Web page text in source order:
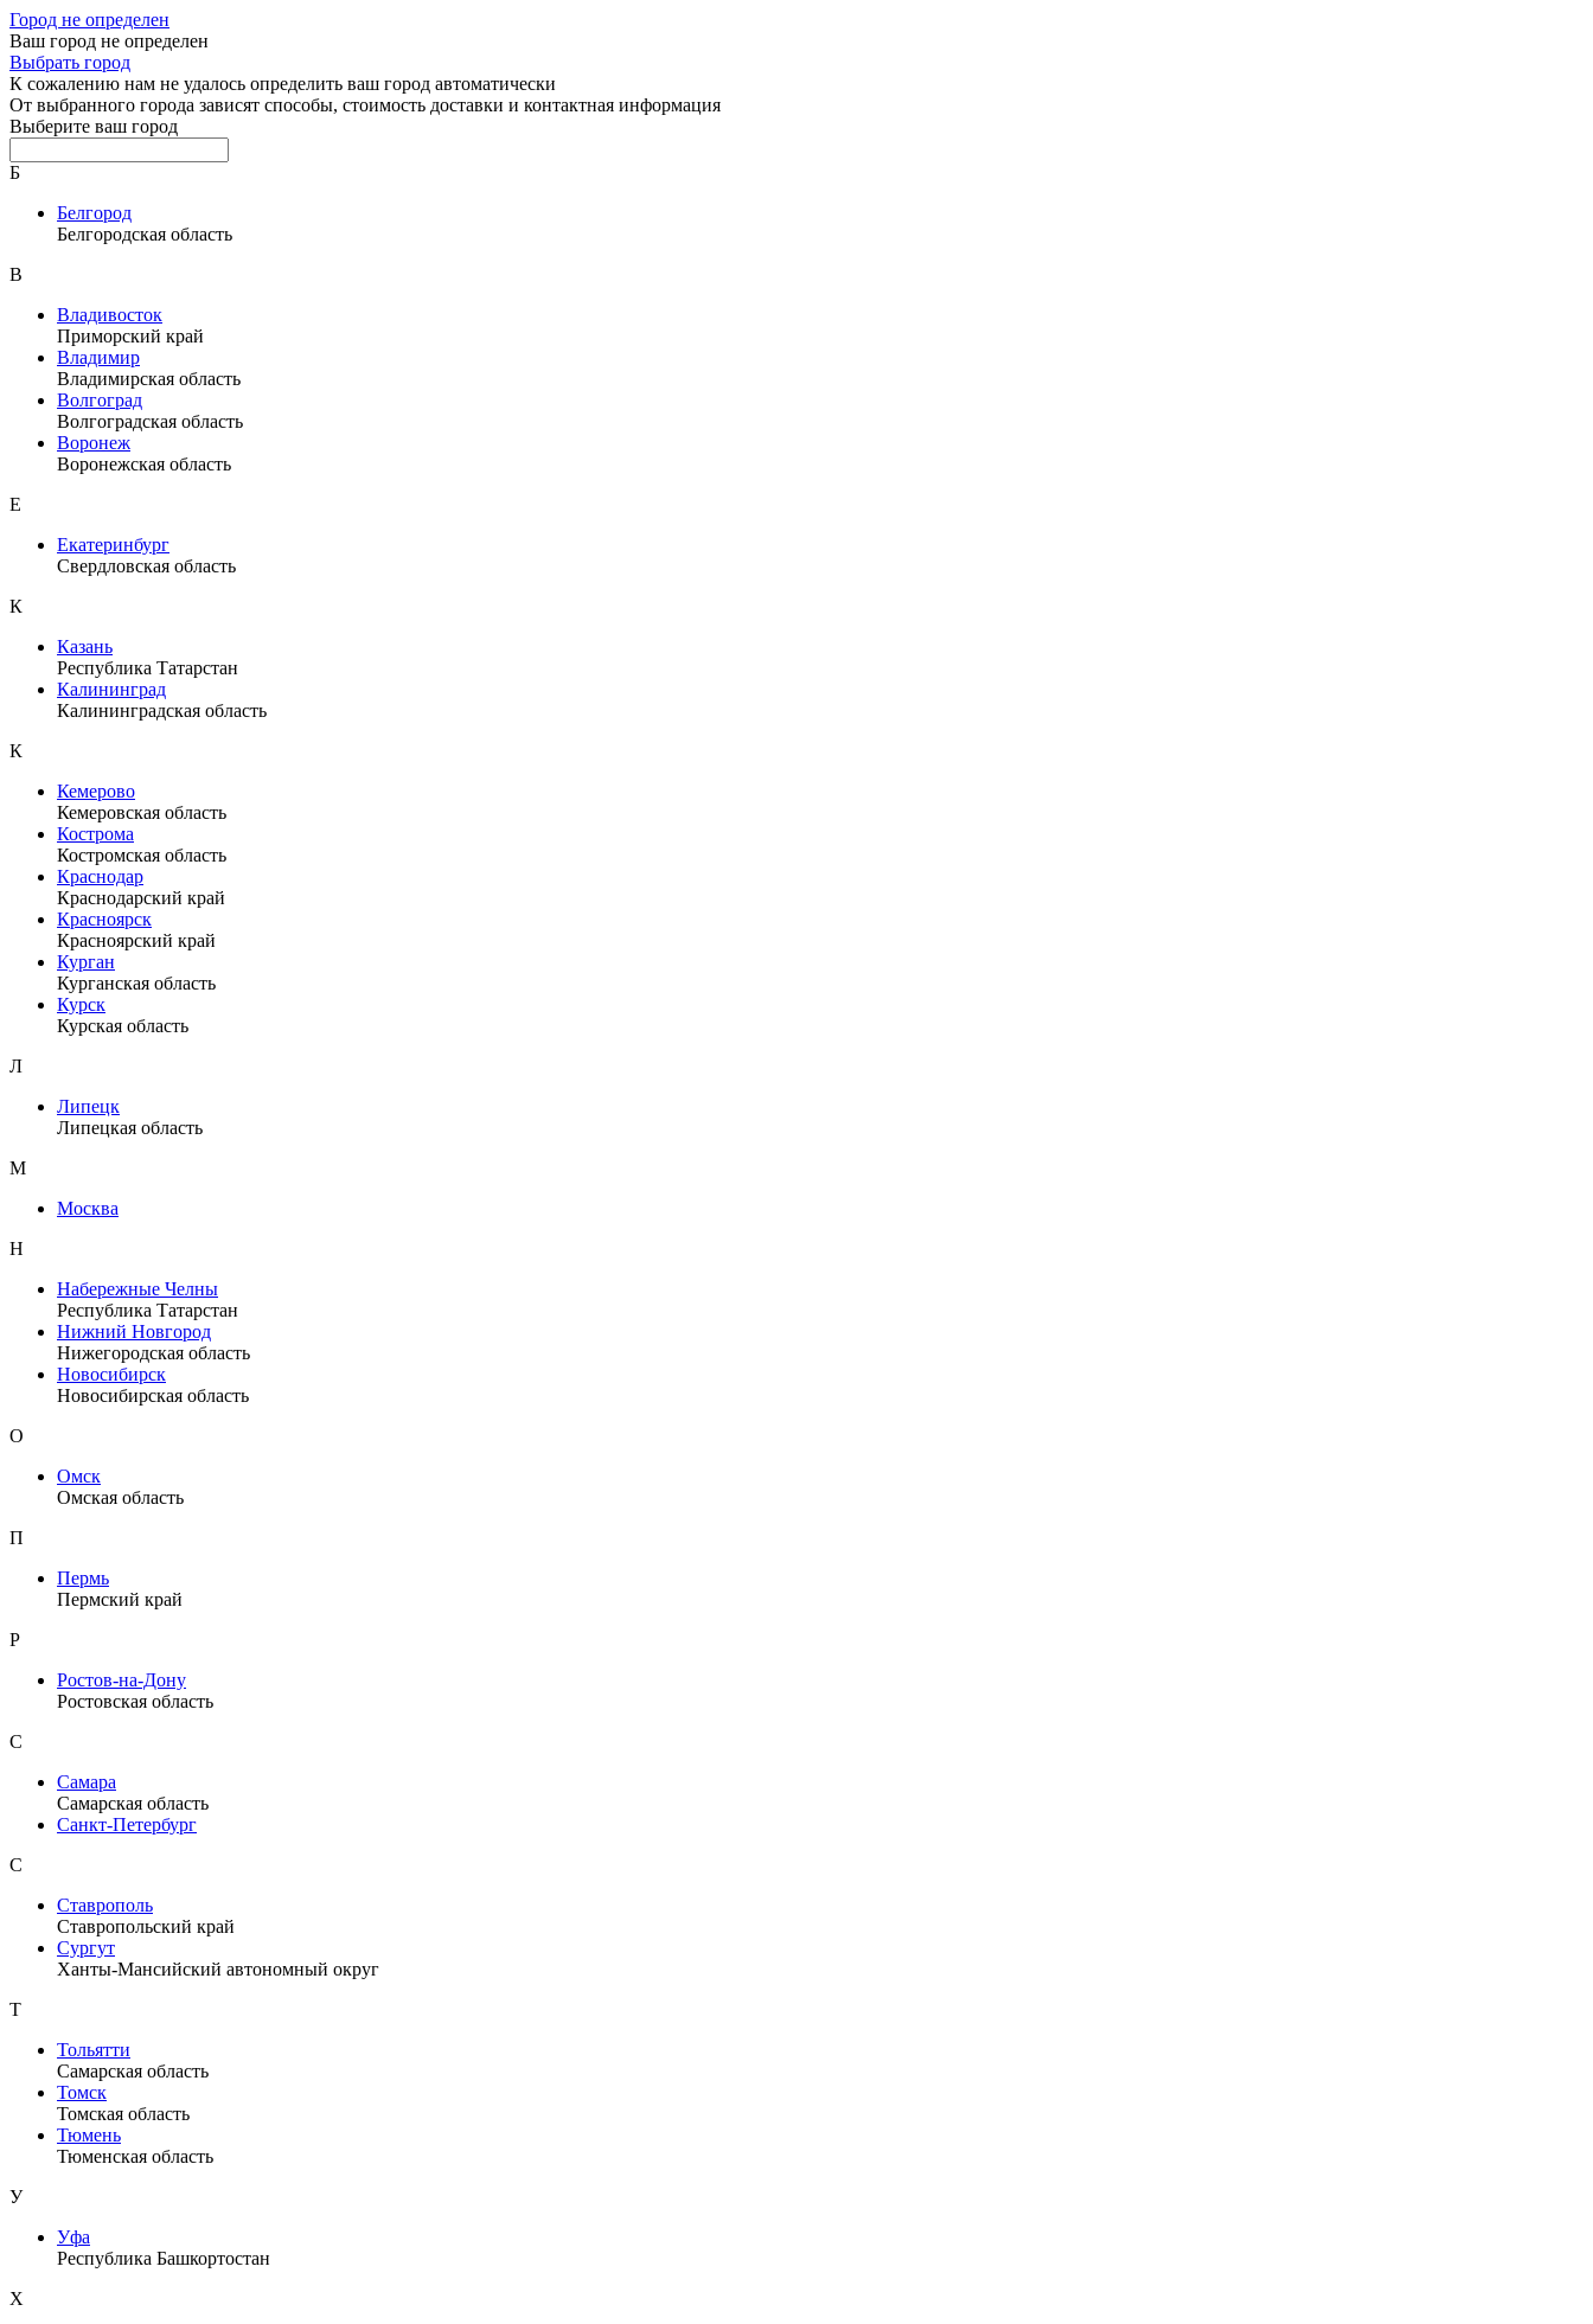
Город не определен
Ваш город не определен
Выбрать город
К сожалению нам не удалось определить ваш город автоматически
От выбранного города зависят способы, стоимость доставки и контактная информация
Выберите ваш город
Б
Белгород
Белгородская область
В
Владивосток
Приморский край
Владимир
Владимирская область
Волгоград
Волгоградская область
Воронеж
Воронежская область
Е
Екатеринбург
Свердловская область
К
Казань
Республика Татарстан
Калининград
Калининградская область
К
Кемерово
Кемеровская область
Кострома
Костромская область
Краснодар
Краснодарский край
Красноярск
Красноярский край
Курган
Курганская область
Курск
Курская область
Л
Липецк
Липецкая область
М
Москва
Н
Набережные Челны
Республика Татарстан
Нижний Новгород
Нижегородская область
Новосибирск
Новосибирская область
О
Омск
Омская область
П
Пермь
Пермский край
Р
Ростов-на-Дону
Ростовская область
С
Самара
Самарская область
Санкт-Петербург
С
Ставрополь
Ставропольский край
Сургут
Ханты-Мансийский автономный округ
Т
Тольятти
Самарская область
Томск
Томская область
Тюмень
Тюменская область
У
Уфа
Республика Башкортостан
Х